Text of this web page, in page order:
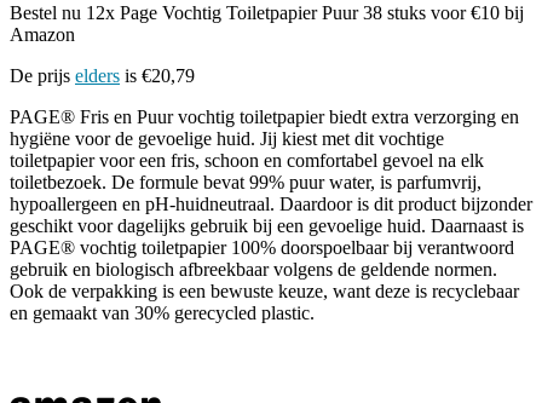
Bestel nu 12x Page Vochtig Toiletpapier Puur 38 stuks voor €10 bij
Amazon
De prijs elders is €20,79
PAGE® Fris en Puur vochtig toiletpapier biedt extra verzorging en
hygiëne voor de gevoelige huid. Jij kiest met dit vochtige
toiletpapier voor een fris, schoon en comfortabel gevoel na elk
toiletbezoek. De formule bevat 99% puur water, is parfumvrij,
hypoallergeen en pH-huidneutraal. Daardoor is dit product bijzonder
geschikt voor dagelijks gebruik bij een gevoelige huid. Daarnaast is
PAGE® vochtig toiletpapier 100% doorspoelbaar bij verantwoord
gebruik en biologisch afbreekbaar volgens de geldende normen.
Ook de verpakking is een bewuste keuze, want deze is recyclebaar
en gemaakt van 30% gerecycled plastic.